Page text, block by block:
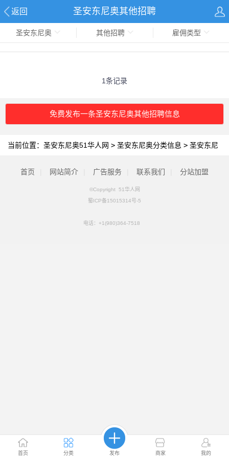
返回 圣安东尼奥其他招聘
首页 分类 发布 商家 我的
圣安东尼奥 其他招聘 雇佣类型
1条记录
免费发布一条圣安东尼奥其他招聘信息
当前位置： 圣安东尼奥51华人网 > 圣安东尼奥分类信息 > 圣安东尼
首页 网站简介 广告服务 联系我们 分站加盟
©Copyright 51华人网
蜀ICP备15015314号-5
电话： +1(980)364-7518